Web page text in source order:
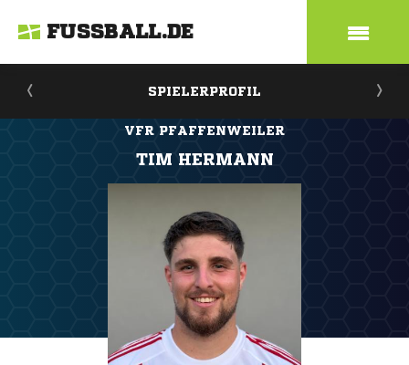
FUSSBALL.DE
SPIELERPROFIL
VFR PFAFFENWEILER
TIM HERMANN